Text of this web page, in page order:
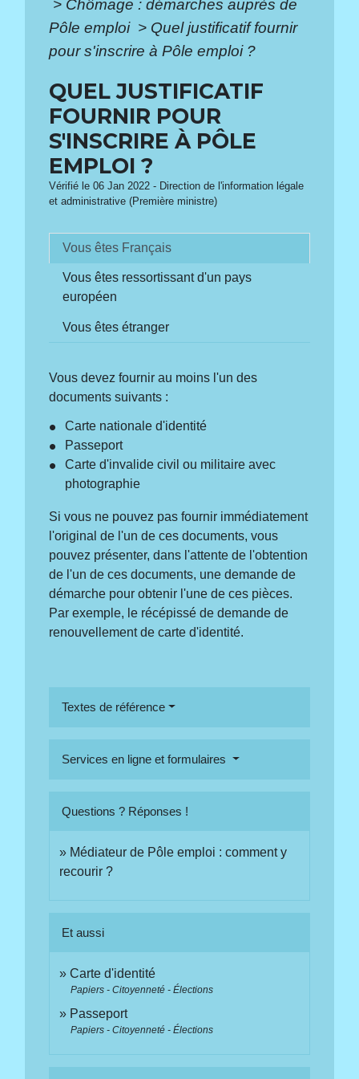
> Chômage : démarches auprès de
Pôle emploi > Quel justificatif fournir
pour s'inscrire à Pôle emploi ?
QUEL JUSTIFICATIF
FOURNIR POUR
S'INSCRIRE À PÔLE
EMPLOI ?
Vérifié le 06 Jan 2022 - Direction de l'information légale
et administrative (Première ministre)
Vous êtes Français
Vous êtes ressortissant d'un pays
européen
Vous êtes étranger
Vous devez fournir au moins l'un des
documents suivants :
Carte nationale d'identité
Passeport
Carte d'invalide civil ou militaire avec
photographie
Si vous ne pouvez pas fournir immédiatement
l'original de l'un de ces documents, vous
pouvez présenter, dans l'attente de l'obtention
de l'un de ces documents, une demande de
démarche pour obtenir l'une de ces pièces.
Par exemple, le récépissé de demande de
renouvellement de carte d'identité.
Textes de référence
Services en ligne et formulaires
Questions ? Réponses !
Médiateur de Pôle emploi : comment y
recourir ?
Et aussi
Carte d'identité
Papiers - Citoyenneté - Élections
Passeport
Papiers - Citoyenneté - Élections